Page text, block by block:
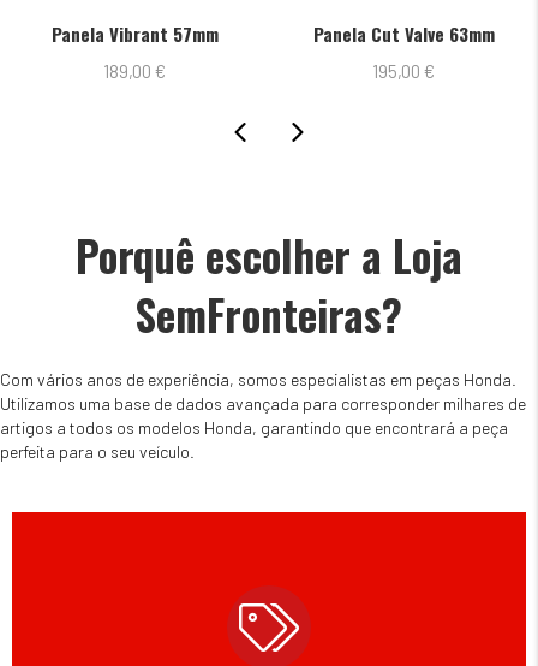
Panela Vibrant 57mm
189,00€
Panela Cut Valve 63mm
195,00€
Porquê escolher a Loja
SemFronteiras?
Com vários anos de experiência, somos especialistas em peças Honda.
Utilizamos uma base de dados avançada para corresponder milhares de
artigos a todos os modelos Honda, garantindo que encontrará a peça
perfeita para o seu veículo.